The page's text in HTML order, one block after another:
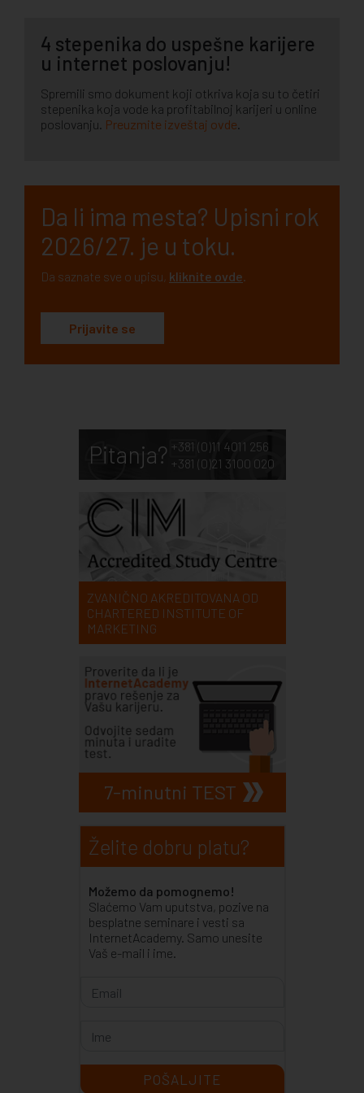
Pitanja? +381 (0)11 4011 256
+381 (0)21 3100 020
ZVANIČNO AKREDITOVANA OD
CHARTERED INSTITUTE OF
MARKETING
7-minutni TEST
Želite dobru platu?
Možemo da pomognemo!
Slaćemo Vam uputstva, pozive na
besplatne seminare i vesti sa
InternetAcademy. Samo unesite
Vaš e-mail i ime.
4 stepenika do uspešne karijere
u internet poslovanju!
Spremili smo dokument koji otkriva koja su to četiri
stepenika koja vode ka profitabilnoj karijeri u online
poslovanju. Preuzmite izveštaj ovde.
Da li ima mesta? Upisni rok
2026/27. je u toku.
Da saznate sve o upisu, kliknite ovde.
Prijavite se